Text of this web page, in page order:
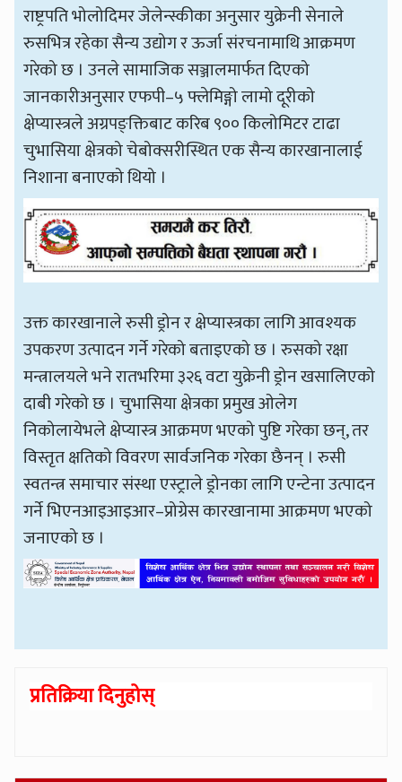
राष्ट्रपति भोलोदिमर जेलेन्स्कीका अनुसार युक्रेनी सेनाले
रुसभित्र रहेका सैन्य उद्योग र ऊर्जा संरचनामाथि आक्रमण
गरेको छ । उनले सामाजिक सञ्जालमार्फत दिएको
जानकारीअनुसार एफपी–५ फ्लेमिङ्गो लामो दूरीको
क्षेप्यास्त्रले अग्रपङ्क्तिबाट करिब ९०० किलोमिटर टाढा
चुभासिया क्षेत्रको चेबोक्सरीस्थित एक सैन्य कारखानालाई
निशाना बनाएको थियो ।
उक्त कारखानाले रुसी ड्रोन र क्षेप्यास्त्रका लागि आवश्यक
उपकरण उत्पादन गर्ने गरेको बताइएको छ । रुसको रक्षा
मन्त्रालयले भने रातभरिमा ३२६ वटा युक्रेनी ड्रोन खसालिएको
दाबी गरेको छ । चुभासिया क्षेत्रका प्रमुख ओलेग
निकोलायेभले क्षेप्यास्त्र आक्रमण भएको पुष्टि गरेका छन्, तर
विस्तृत क्षतिको विवरण सार्वजनिक गरेका छैनन् । रुसी
स्वतन्त्र समाचार संस्था एस्ट्राले ड्रोनका लागि एन्टेना उत्पादन
गर्ने भिएनआइआइआर–प्रोग्रेस कारखानामा आक्रमण भएको
जनाएको छ ।
प्रतिक्रिया दिनुहोस्